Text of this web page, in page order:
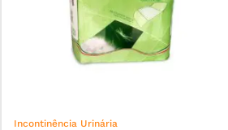
ADICIONAR
Incontinência Urinária